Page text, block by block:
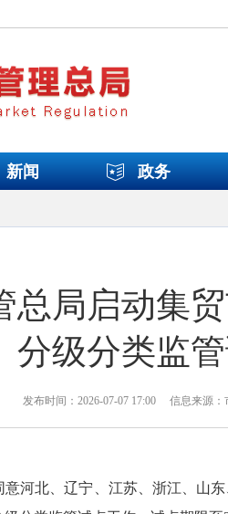
新闻 政务
总局启动集
分级分类监
发布时间：2026-07-07 17:00 信息来源：
河北、辽宁、江苏、浙江、山